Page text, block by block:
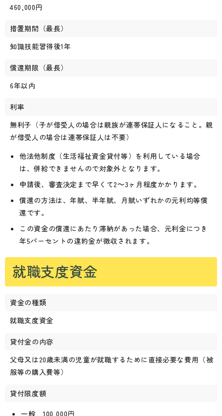
460,000円
措置期間（最長）
知識技能習得後1年
償還期限（最長）
6年以内
利率
無利子（子が借受人の場合は親族が連帯保証人になること。親
が借受人の場合は連帯保証人は不要）
他法他制度（生活福祉資金貸付等）を利用している場合
は、併給できませんので対象外となります。
申請後、審査決定まで早くて2～3ヶ月程度かかります。
償還の方法は、年賦、半年賦、月賦いずれかの元利均等償
還です。
この資金の償還にあたり滞納があった場合、元利金につき
年5パーセントの違約金が徴収されます。
就職支度資金
資金の種類
就職支度資金
貸付金の内容
父母又は20歳未満の児童が就職するために直接必要な費用（被
服等の購入費等）
貸付限度額
一般 100,000円